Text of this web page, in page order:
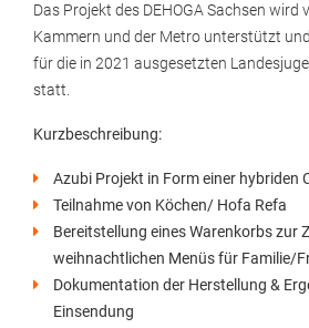
Das Projekt des DEHOGA Sachsen wird
Kammern und der Metro unterstützt
für die in 2021 ausgesetzten
statt.
Kurzbeschreibung:
Azubi Projekt in Form einer hybriden
Teilnahme von Köchen/ Hofa Refa
Bereitstellung eines Warenkorbs zur
weihnachtlichen Menüs für Familie/
Dokumentation der Herstellung &
Einsendung